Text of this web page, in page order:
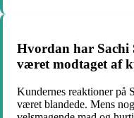
Hvordan har Sachi
været modtaget af
Kundernes reaktioner på
været blandede. Mens